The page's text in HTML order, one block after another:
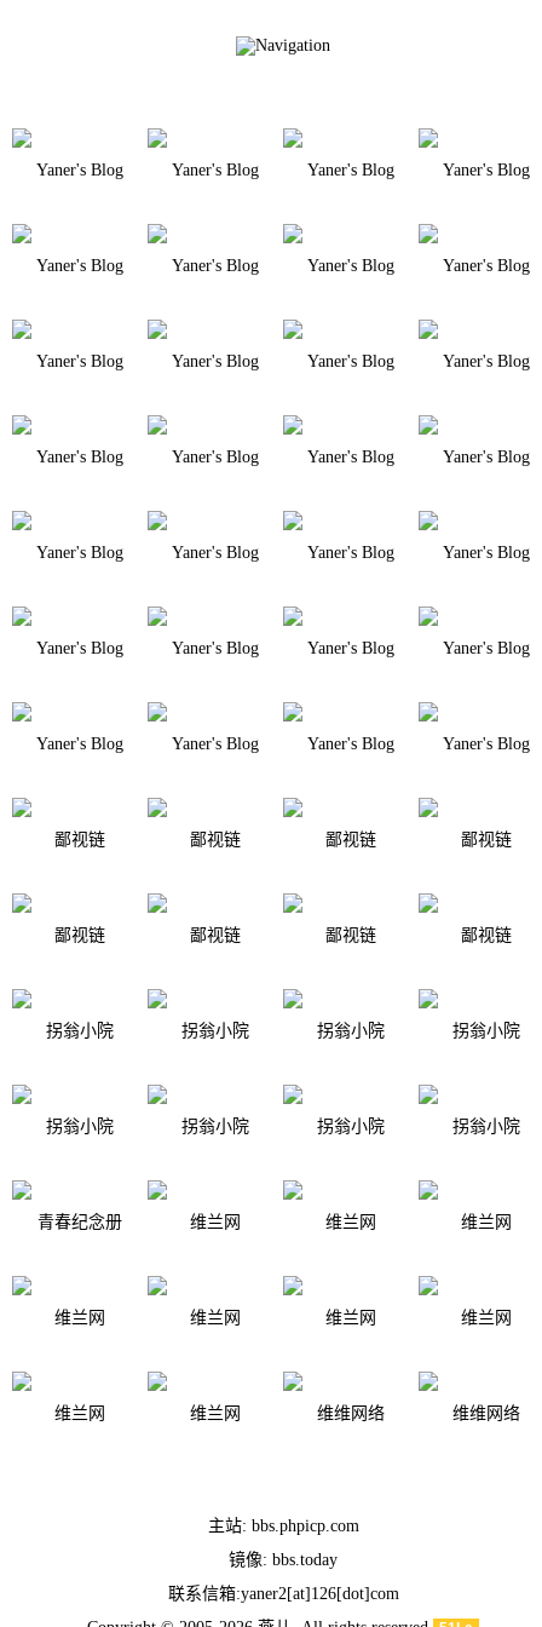
Yaner's Blog Yaner's Blog Yaner's Blog Yaner's Blog
Yaner's Blog Yaner's Blog Yaner's Blog Yaner's Blog
Yaner's Blog Yaner's Blog Yaner's Blog Yaner's Blog
Yaner's Blog Yaner's Blog Yaner's Blog Yaner's Blog
Yaner's Blog Yaner's Blog Yaner's Blog Yaner's Blog
Yaner's Blog Yaner's Blog Yaner's Blog Yaner's Blog
Yaner's Blog Yaner's Blog Yaner's Blog Yaner's Blog
鄙视链 鄙视链 鄙视链 鄙视链
鄙视链 鄙视链 鄙视链 鄙视链
拐翁小院 拐翁小院 拐翁小院 拐翁小院
拐翁小院 拐翁小院 拐翁小院 拐翁小院
青春纪念册 维兰网 维兰网 维兰网
维兰网 维兰网 维兰网 维兰网
维兰网 维兰网 维维网络 维维网络
主站: bbs.phpicp.com
镜像: bbs.today
联系信箱:yaner2[at]126[dot]com